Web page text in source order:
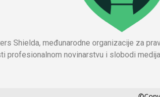
Shielda, međunarodne organizacije za
profesionalnom novinarstvu i slobodi